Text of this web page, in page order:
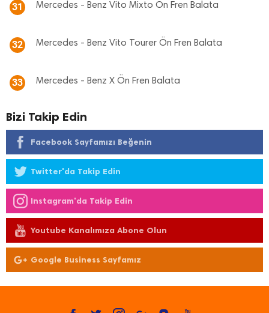
31 Mercedes - Benz Vito Mixto Ön Fren Balata
32 Mercedes - Benz Vito Tourer Ön Fren Balata
33 Mercedes - Benz X Ön Fren Balata
Bizi Takip Edin
Facebook Sayfamızı Beğenin
Twitter'da Takip Edin
Instagram'da Takip Edin
Youtube Kanalımıza Abone Olun
Google Business Sayfamız